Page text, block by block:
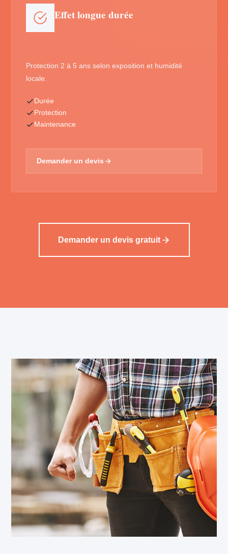
Effet longue durée
Protection 2 à 5 ans selon exposition et humidité
locale.
Durée
Protection
Maintenance
Demander un devis
Demander un devis gratuit